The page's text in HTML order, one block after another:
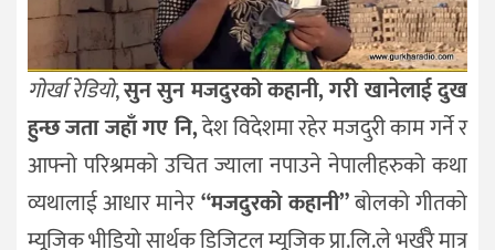
गोर्खा रेडियो,सुन सुन मजदुरको कहानी, गरी खानेलाई दुख
हुन्छ जता जहाँ गए नि,देश विदेशमा रहेर मजदुरी काम गर्ने र
आफ्नो परिश्रमको उचित ज्याला नपाउने नेपालीहरुको कथा
व्यथालाई आधार मानेर“मजदुरको कहानी”बोलको गीतको
म्यूजिक भीडियो सार्थक डिजिटल म्यूजिक प्रा.लि.ले भर्खरै मात्र